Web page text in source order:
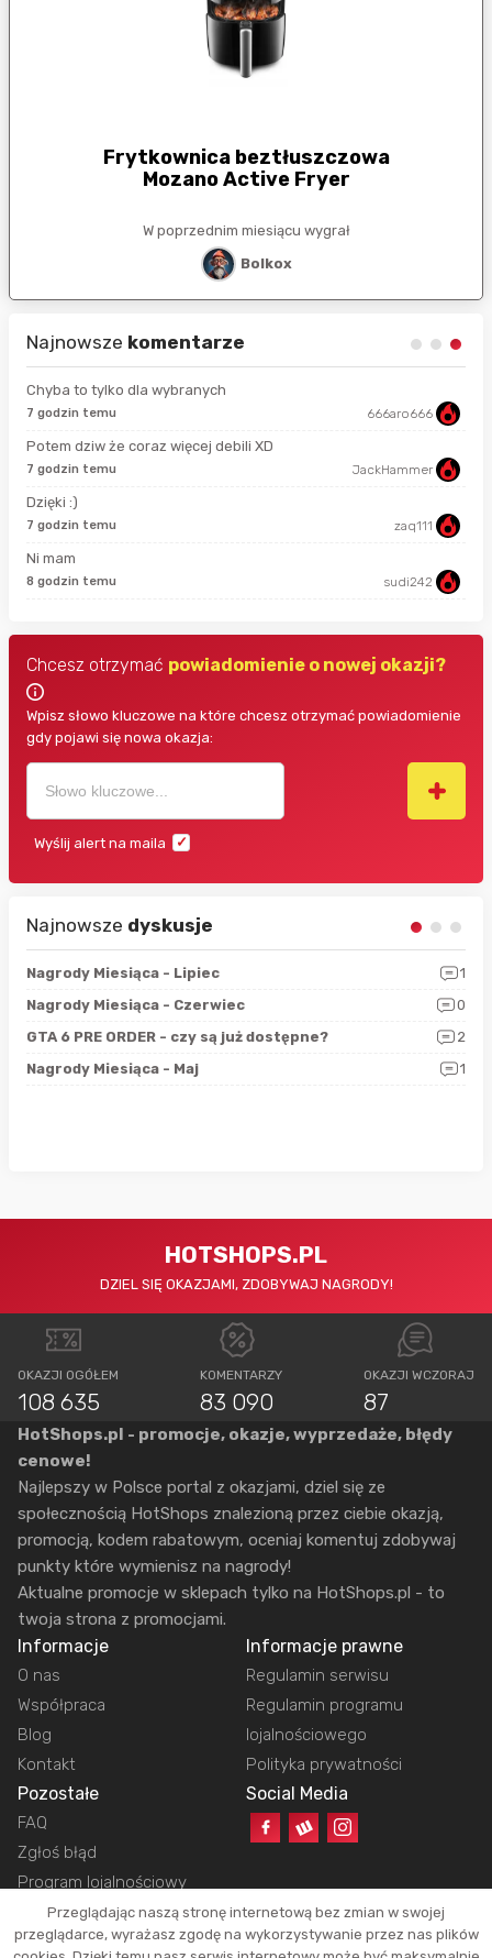
Frytkownica beztłuszczowa
Mozano Active Fryer
W poprzednim miesiącu wygrał
Bolkox
Najnowsze komentarze
Chyba to tylko dla wybranych
7 godzin temu 666aro666
Potem dziw że coraz więcej debili XD
7 godzin temu JackHammer
Dzięki :)
7 godzin temu zaq111
Ni mam
8 godzin temu sudi242
Chcesz otrzymać powiadomienie o nowej okazji?
Wpisz słowo kluczowe na które chcesz otrzymać powiadomienie
gdy pojawi się nowa okazja:
Wyślij alert na maila
Najnowsze dyskusje
Nagrody Miesiąca - Lipiec
1
Nagrody Miesiąca - Czerwiec
0
GTA 6 PRE ORDER - czy są już dostępne?
2
Nagrody Miesiąca - Maj
1
HOTSHOPS.PL
DZIEL SIĘ OKAZJAMI, ZDOBYWAJ NAGRODY!
OKAZJI OGÓŁEM
108 635
KOMENTARZY
83 090
OKAZJI WCZORAJ
87
HotShops.pl - promocje, okazje, wyprzedaże, błędy
cenowe!
Najlepszy w Polsce portal z okazjami, dziel się ze
społecznością HotShops znalezioną przez ciebie okazją,
promocją, kodem rabatowym, oceniaj komentuj zdobywaj
punkty które wymienisz na nagrody!
Aktualne promocje w sklepach tylko na HotShops.pl - to
twoja strona z promocjami.
Informacje
O nas
Współpraca
Blog
Kontakt
Informacje prawne
Regulamin serwisu
Regulamin programu
lojalnościowego
Polityka prywatności
Pozostałe
FAQ
Zgłoś błąd
Program lojalnościowy
Social Media
Przeglądając naszą stronę internetową bez zmian w swojej
przeglądarce, wyrażasz zgodę na wykorzystywanie przez nas plików